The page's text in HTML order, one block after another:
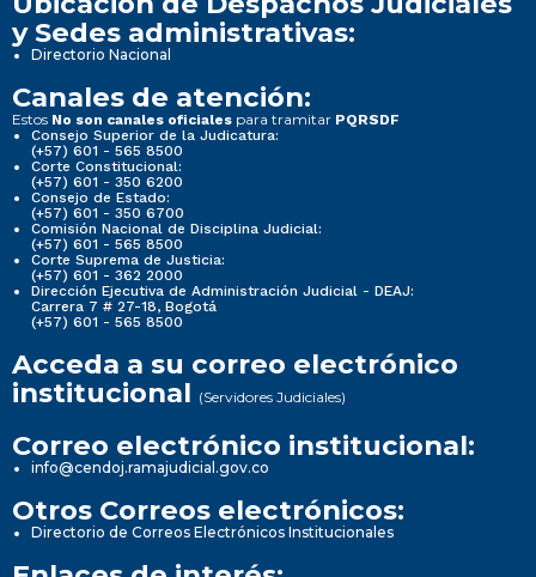
y Sedes administrativas:
Directorio Nacional
Canales de atención:
Estos No son canales oficiales para tramitar PQRSDF
Consejo Superior de la Judicatura:
(+57) 601 - 565 8500
Corte Constitucional:
(+57) 601 - 350 6200
Consejo de Estado:
(+57) 601 - 350 6700
Comisión Nacional de Disciplina Judicial:
(+57) 601 - 565 8500
Corte Suprema de Justicia:
(+57) 601 - 362 2000
Dirección Ejecutiva de Administración Judicial - DEAJ:
Carrera 7 # 27-18, Bogotá
(+57) 601 - 565 8500
Acceda a su correo electrónico
institucional (Servidores Judiciales)
Correo electrónico institucional:
info@cendoj.ramajudicial.gov.co
Otros Correos electrónicos:
Directorio de Correos Electrónicos Institucionales